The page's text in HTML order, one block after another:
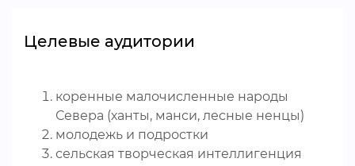
Целевые аудитории
коренные малочисленные народы
Севера (ханты, манси, лесные ненцы)
молодежь и подростки
сельская творческая интеллигенция